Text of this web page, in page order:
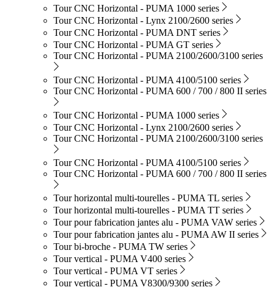
Tour CNC Horizontal - PUMA 1000 series
Tour CNC Horizontal - Lynx 2100/2600 series
Tour CNC Horizontal - PUMA DNT series
Tour CNC Horizontal - PUMA GT series
Tour CNC Horizontal - PUMA 2100/2600/3100 series
Tour CNC Horizontal - PUMA 4100/5100 series
Tour CNC Horizontal - PUMA 600 / 700 / 800 II series
Tour CNC Horizontal - PUMA 1000 series
Tour CNC Horizontal - Lynx 2100/2600 series
Tour CNC Horizontal - PUMA 2100/2600/3100 series
Tour CNC Horizontal - PUMA 4100/5100 series
Tour CNC Horizontal - PUMA 600 / 700 / 800 II series
Tour horizontal multi-tourelles - PUMA TL series
Tour horizontal multi-tourelles - PUMA TT series
Tour pour fabrication jantes alu - PUMA VAW series
Tour pour fabrication jantes alu - PUMA AW II series
Tour bi-broche - PUMA TW series
Tour vertical - PUMA V400 series
Tour vertical - PUMA VT series
Tour vertical - PUMA V8300/9300 series